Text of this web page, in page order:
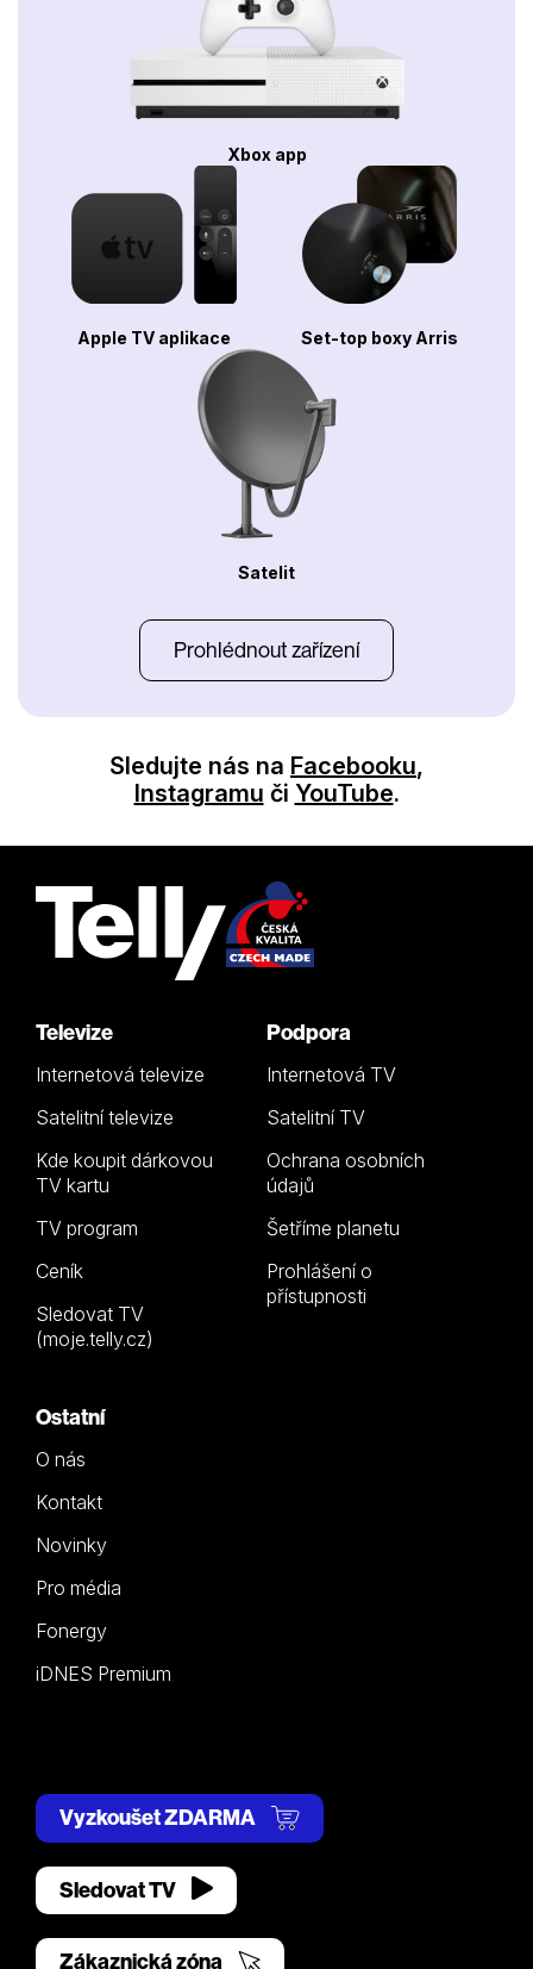
Xbox app
Apple TV aplikace Set-top boxy Arris
Satelit
Prohlédnout zařízení
Sledujte nás na Facebooku,
Instagramu či YouTube.
Televize
Internetová televize
Satelitní televize
Kde koupit dárkovou
TV kartu
TV program
Ceník
Sledovat TV
(moje.telly.cz)
Podpora
Internetová TV
Satelitní TV
Ochrana osobních
údajů
Šetříme planetu
Prohlášení o
přístupnosti
Ostatní
O nás
Kontakt
Novinky
Pro média
Fonergy
iDNES Premium
Vyzkoušet ZDARMA
Sledovat TV
Zákaznická zóna